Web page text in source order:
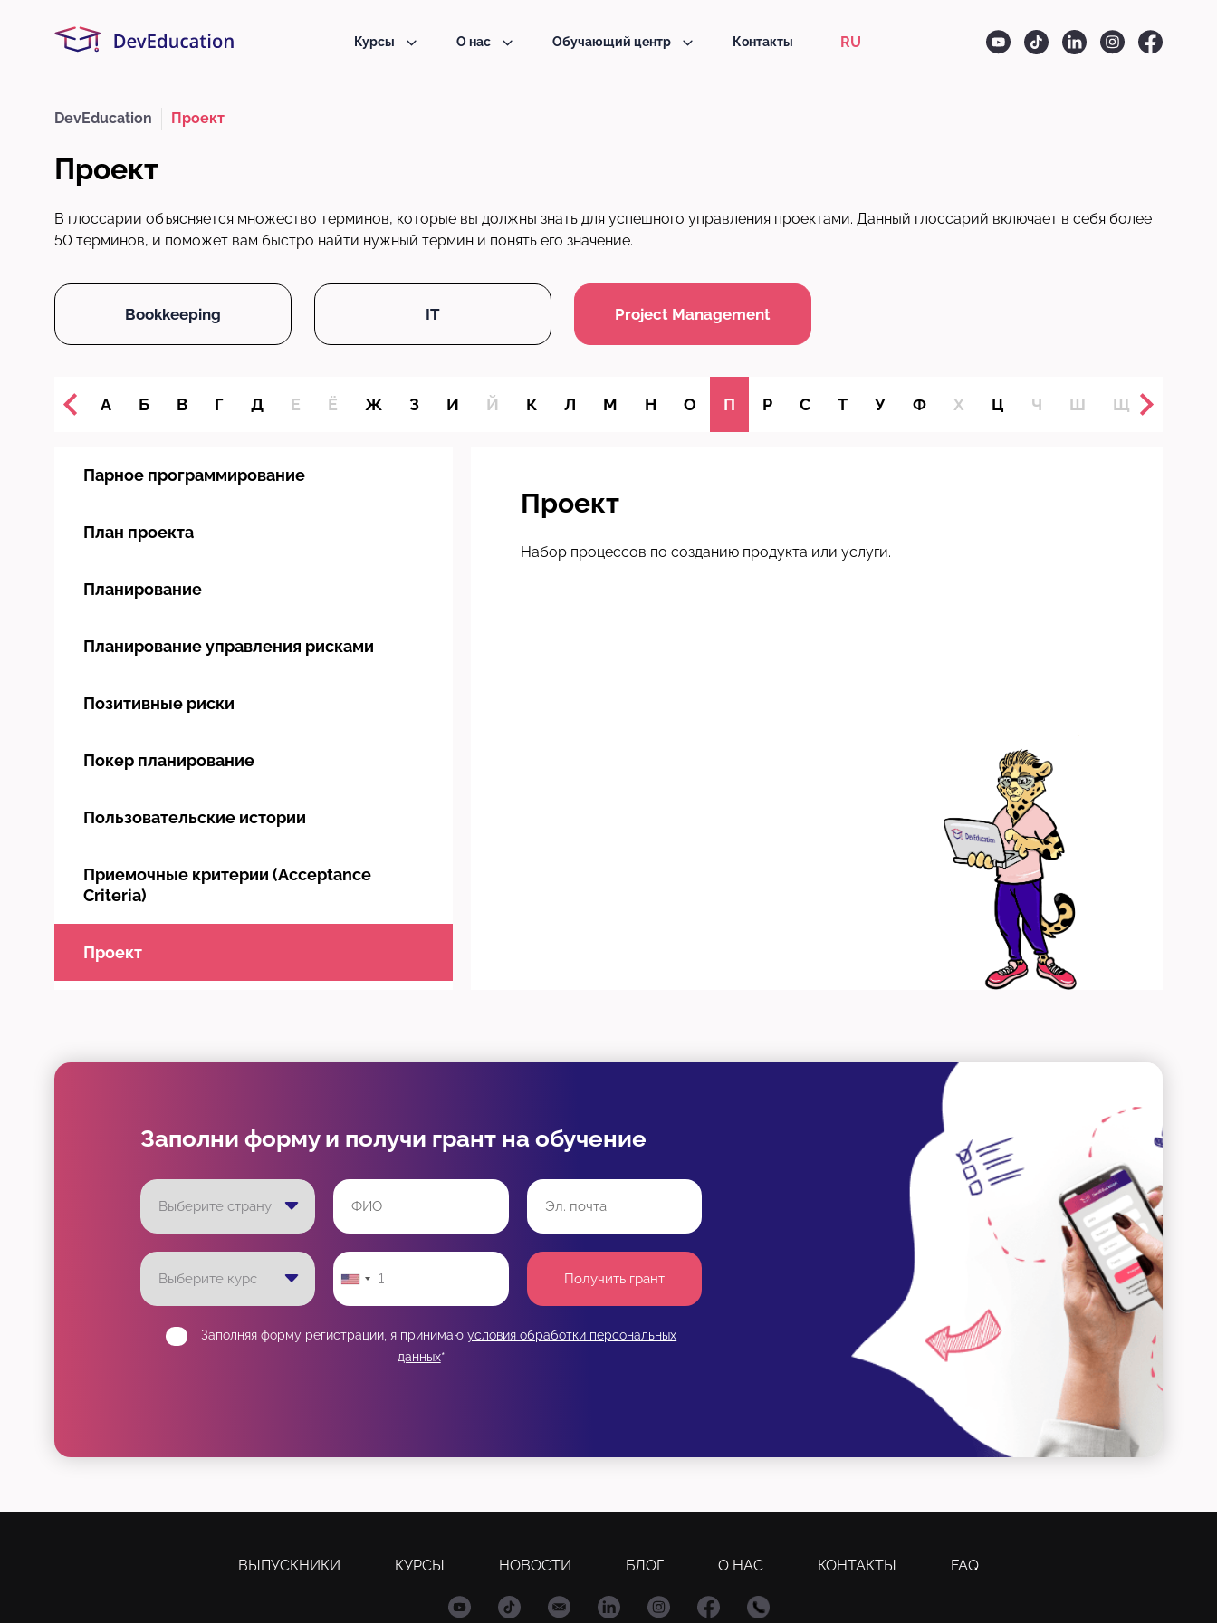
Курсы О нас Обучающий центр Контакты RU
DevEducation Проект
Проект
В глоссарии объясняется множество терминов, которые вы должны знать для успешного управления проектами. Данный глоссарий включает в себя более
50 терминов, и поможет вам быстро найти нужный термин и понять его значение.
Bookkeeping IT Project Management
А Б В Г Д Е Ё Ж З И Й К Л М Н О П Р С Т У Ф Х Ц Ч Ш Щ
Парное программирование
План проекта
Планирование
Планирование управления рисками
Позитивные риски
Покер планирование
Пользовательские истории
Приемочные критерии (Acceptance
Criteria)
Проект
Проект
Набор процессов по созданию продукта или услуги.
Заполни форму и получи грант на обучение
Заполняя форму регистрации, я принимаюусловия обработки персональных
данных*
Получить грант
ВЫПУСКНИКИ КУРСЫ НОВОСТИ БЛОГ О НАС КОНТАКТЫ FAQ